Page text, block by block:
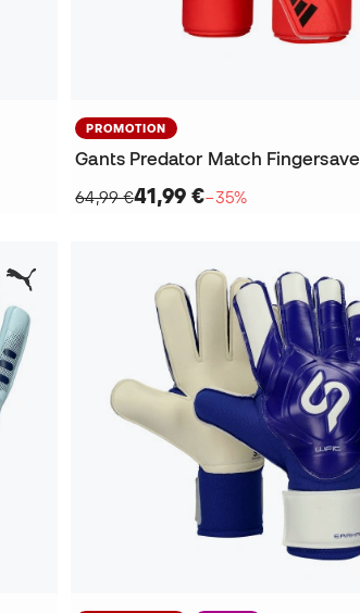
PROMOTION
Gants Predator Match Fingersave
64,99 €41,99 €−35%